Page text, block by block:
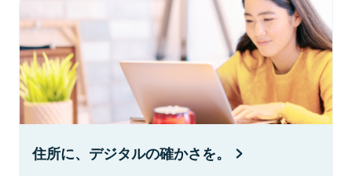
住所に、デジタルの確かさを。